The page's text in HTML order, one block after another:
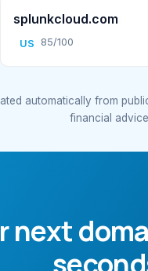
splunkcloud.com
US 85/100
automatically from
financial
next